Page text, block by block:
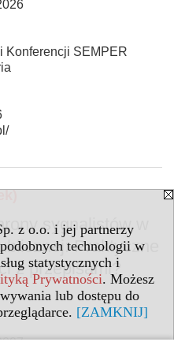
z o.o. i jej partnerzy
technologii w
statystycznych i
Prywatności. Możesz
lub dostępu do
[ZAMKNIJ]
Konferencji SEMPER
sygnalistów w
Praktyczne
z przepisami?